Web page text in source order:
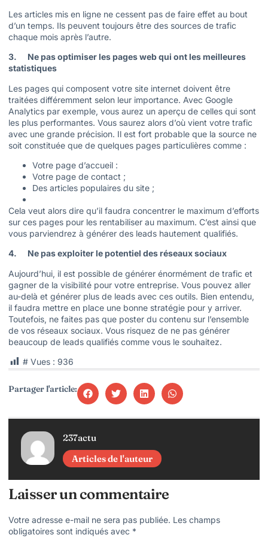
Les articles mis en ligne ne cessent pas de faire effet au bout
d’un temps. Ils peuvent toujours être des sources de trafic
chaque mois après l’autre.
3. Ne pas optimiser les pages web qui ont les meilleures
statistiques
Les pages qui composent votre site internet doivent être
traitées différemment selon leur importance. Avec Google
Analytics par exemple, vous aurez un aperçu de celles qui sont
les plus performantes. Vous saurez alors d’où vient votre trafic
avec une grande précision. Il est fort probable que la source ne
soit constituée que de quelques pages particulières comme :
Votre page d’accueil :
Votre page de contact ;
Des articles populaires du site ;
Cela veut alors dire qu’il faudra concentrer le maximum d’efforts
sur ces pages pour les rentabiliser au maximum. C’est ainsi que
vous parviendrez à générer des leads hautement qualifiés.
4. Ne pas exploiter le potentiel des réseaux sociaux
Aujourd’hui, il est possible de générer énormément de trafic et
gagner de la visibilité pour votre entreprise. Vous pouvez aller
au-delà et générer plus de leads avec ces outils. Bien entendu,
il faudra mettre en place une bonne stratégie pour y arriver.
Toutefois, ne faites pas que poster du contenu sur l’ensemble
de vos réseaux sociaux. Vous risquez de ne pas générer
beaucoup de leads qualifiés comme vous le souhaitez.
# Vues : 936
Partager l'article:
237actu
Articles de l'auteur
Laisser un commentaire
Votre adresse e-mail ne sera pas publiée. Les champs
obligatoires sont indiqués avec *